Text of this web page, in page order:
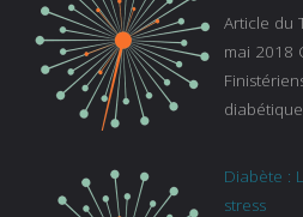
sur-le-
Article du
mai 2018
continue
Diabète :
stress